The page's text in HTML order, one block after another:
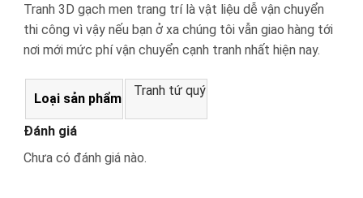
Tranh 3D gạch men trang trí là vật liệu dễ vận chuyển
thi công vì vậy nếu bạn ở xa chúng tôi vẫn giao hàng tới
nơi mới mức phí vận chuyển cạnh tranh nhất hiện nay.
Loại sản phẩm
Tranh tứ quý
Đánh giá
Chưa có đánh giá nào.